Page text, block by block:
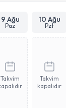
9 Ağu
Paz
10 Ağu
Pzt
Takvim
Takvim
kapalıdır